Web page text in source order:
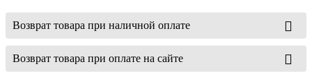
Возврат товара при наличной оплате
Возврат товара при оплате на сайте